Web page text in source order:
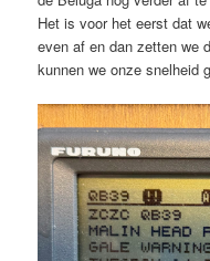
Het is voor het eerst dat
even af en dan zetten we
kunnen we onze snelheid